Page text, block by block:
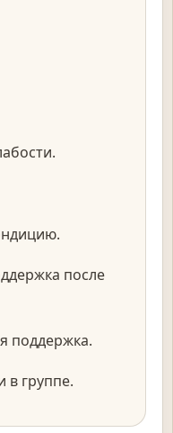
после
поддержка.
в группе.